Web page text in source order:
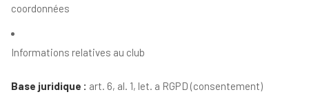
coordonnées
Informations relatives au club
Base juridique : art. 6, al. 1, let. a RGPD (consentement)